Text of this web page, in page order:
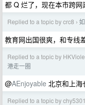
都 Q 烂了，现在本市跨
Replied to a topic by crc8 ›
教育网出国很爽，和专线
Replied to a topic by
港走一圈
@AEnjoyable 北京和上海
Replied to a topic by chy5301